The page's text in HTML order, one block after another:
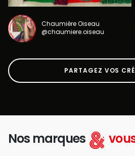
Chaumière Oiseau
@chaumiere.oiseau
PARTAGEZ VOS
Nos marques